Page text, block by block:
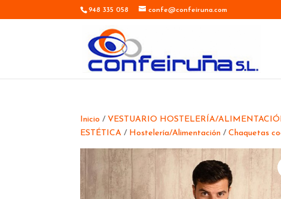
948 335 058 confe@confeiruna.com
Inicio / VESTUARIO HOSTELERÍA/
ESTÉTICA / Hostelería/Alimentación /Chaquetas